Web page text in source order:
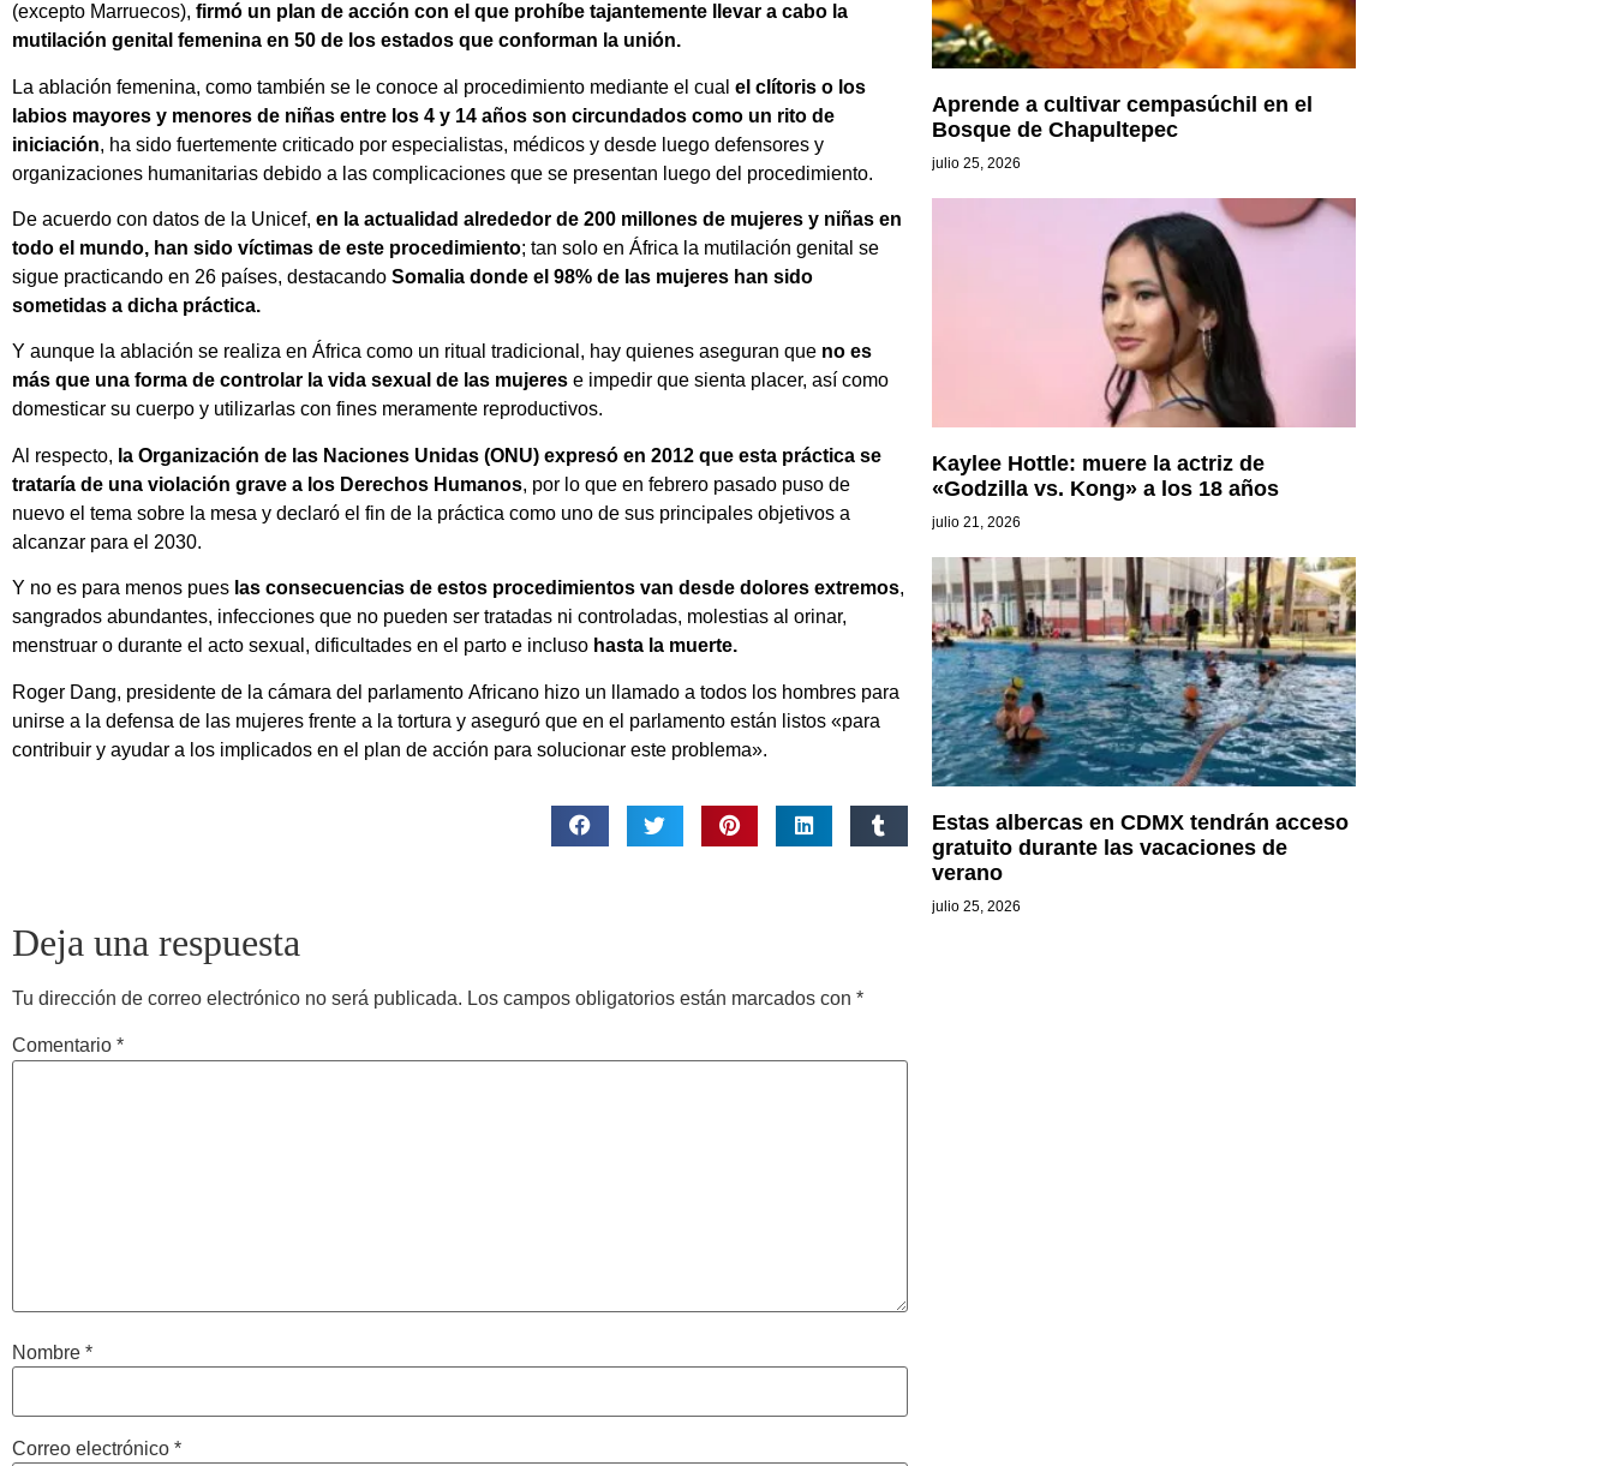
(excepto Marruecos), firmó un plan de acción con el que prohíbe tajantemente llevar a cabo la
mutilación genital femenina en 50 de los estados que conforman la unión.
La ablación femenina, como también se le conoce al procedimiento mediante el cual el clítoris o los
labios mayores y menores de niñas entre los 4 y 14 años son circundados como un rito de
iniciación, ha sido fuertemente criticado por especialistas, médicos y desde luego defensores y
organizaciones humanitarias debido a las complicaciones que se presentan luego del procedimiento.
De acuerdo con datos de la Unicef, en la actualidad alrededor de 200 millones de mujeres y niñas en
todo el mundo, han sido víctimas de este procedimiento; tan solo en África la mutilación genital se
sigue practicando en 26 países, destacando Somalia donde el 98% de las mujeres han sido
sometidas a dicha práctica.
Y aunque la ablación se realiza en África como un ritual tradicional, hay quienes aseguran que no es
más que una forma de controlar la vida sexual de las mujeres e impedir que sienta placer, así como
domesticar su cuerpo y utilizarlas con fines meramente reproductivos.
Al respecto, la Organización de las Naciones Unidas (ONU) expresó en 2012 que esta práctica se
trataría de una violación grave a los Derechos Humanos, por lo que en febrero pasado puso de
nuevo el tema sobre la mesa y declaró el fin de la práctica como uno de sus principales objetivos a
alcanzar para el 2030.
Y no es para menos pues las consecuencias de estos procedimientos van desde dolores extremos,
sangrados abundantes, infecciones que no pueden ser tratadas ni controladas, molestias al orinar,
menstruar o durante el acto sexual, dificultades en el parto e incluso hasta la muerte.
Roger Dang, presidente de la cámara del parlamento Africano hizo un llamado a todos los hombres para
unirse a la defensa de las mujeres frente a la tortura y aseguró que en el parlamento están listos «para
contribuir y ayudar a los implicados en el plan de acción para solucionar este problema».
Deja una respuesta
Tu dirección de correo electrónico no será publicada. Los campos obligatorios están marcados con *
Comentario *
Nombre *
Correo electrónico *
Aprende a cultivar cempasúchil en el
Bosque de Chapultepec
julio 25, 2026
Kaylee Hottle: muere la actriz de
«Godzilla vs. Kong» a los 18 años
julio 21, 2026
Estas albercas en CDMX tendrán acceso
gratuito durante las vacaciones de
verano
julio 25, 2026